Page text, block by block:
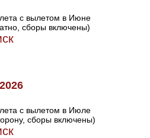
с вылетом в Июне
сборы включены)
с вылетом в Июле
сборы включены)